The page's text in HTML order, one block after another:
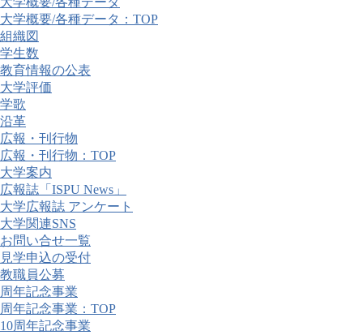
大学概要/各種データ：TOP
組織図
学生数
教育情報の公表
大学評価
学歌
沿革
広報・刊行物
広報・刊行物：TOP
大学案内
広報誌「ISPU News」
大学広報誌 アンケート
大学関連SNS
お問い合せ一覧
見学申込の受付
教職員公募
周年記念事業
周年記念事業：TOP
10周年記念事業